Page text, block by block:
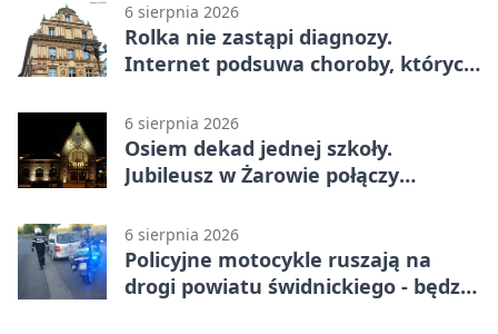
6 sierpnia 2026
Rolka nie zastąpi diagnozy.
Internet podsuwa choroby, których
6 sierpnia 2026
Osiem dekad jednej szkoły.
Jubileusz w Żarowie połączy
6 sierpnia 2026
Policyjne motocykle ruszają na
drogi powiatu świdnickiego - będzie